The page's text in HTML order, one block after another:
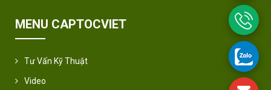
MENU CAPTOCVIET
Tư Vấn Kỹ Thuật
Video